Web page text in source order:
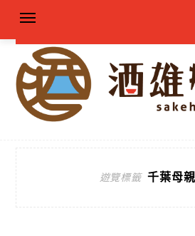
遊覽標籤 千葉母